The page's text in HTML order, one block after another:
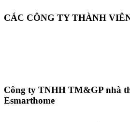
CÁC CÔNG TY THÀNH
Công ty TNHH TM&GP nhà
Esmarthome